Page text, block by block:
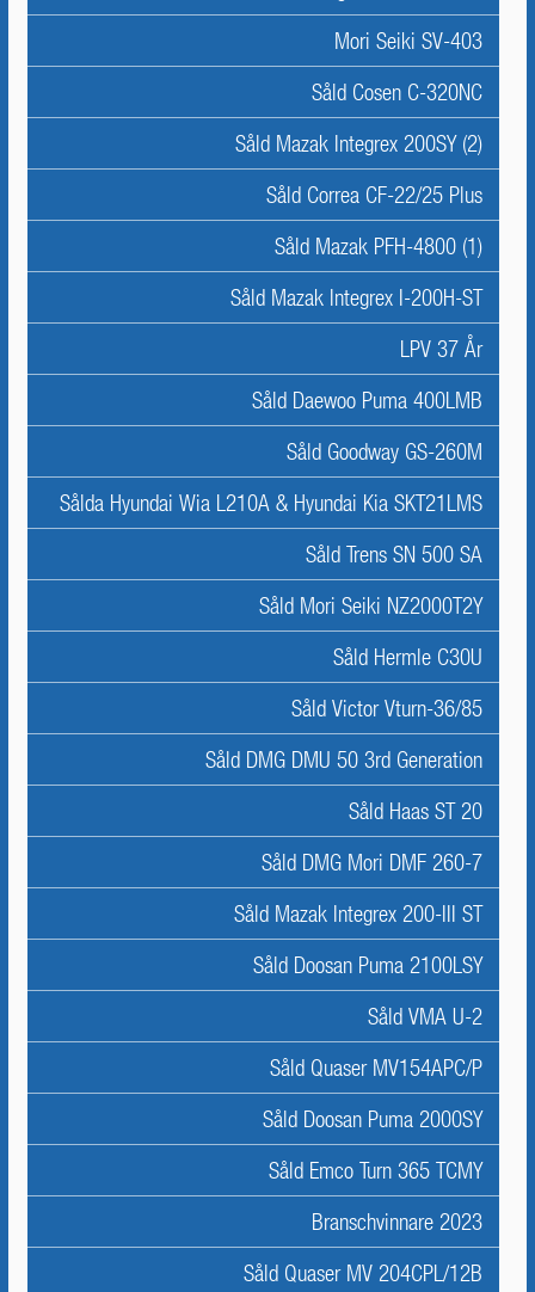
Mori Seiki SV-403
Såld Cosen C-320NC
Såld Mazak Integrex 200SY (2)
Såld Correa CF-22/25 Plus
Såld Mazak PFH-4800 (1)
Såld Mazak Integrex I-200H-ST
LPV 37 År
Såld Daewoo Puma 400LMB
Såld Goodway GS-260M
Sålda Hyundai Wia L210A & Hyundai Kia SKT21LMS
Såld Trens SN 500 SA
Såld Mori Seiki NZ2000T2Y
Såld Hermle C30U
Såld Victor Vturn-36/85
Såld DMG DMU 50 3rd Generation
Såld Haas ST 20
Såld DMG Mori DMF 260-7
Såld Mazak Integrex 200-III ST
Såld Doosan Puma 2100LSY
Såld VMA U-2
Såld Quaser MV154APC/P
Såld Doosan Puma 2000SY
Såld Emco Turn 365 TCMY
Branschvinnare 2023
Såld Quaser MV 204CPL/12B